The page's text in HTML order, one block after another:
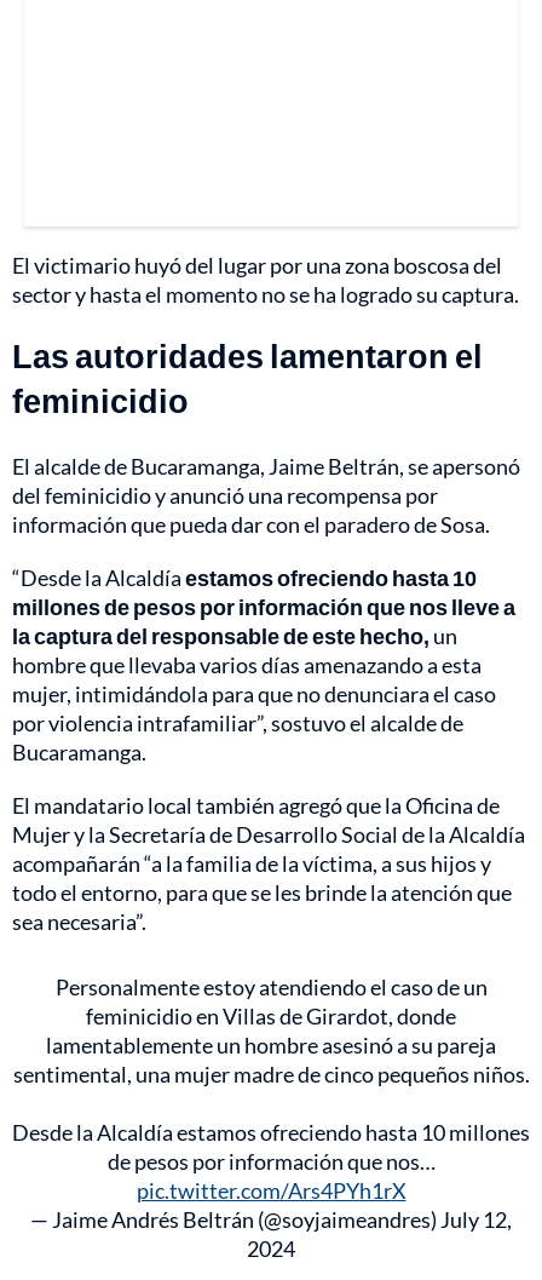
El victimario huyó del lugar por una zona boscosa del
sector y hasta el momento no se ha logrado su captura.
Las autoridades lamentaron el
feminicidio
El alcalde de Bucaramanga, Jaime Beltrán, se apersonó
del feminicidio y anunció una recompensa por
información que pueda dar con el paradero de Sosa.
“Desde la Alcaldíaestamos ofreciendo hasta 10
millones de pesos por información que nos lleve a
la captura del responsable de este hecho, un
hombre que llevaba varios días amenazando a esta
mujer, intimidándola para que no denunciara el caso
por violencia intrafamiliar”, sostuvo el alcalde de
Bucaramanga.
El mandatario local también agregó que la Oficina de
Mujer y la Secretaría de Desarrollo Social de la Alcaldía
acompañarán “a la familia de la víctima, a sus hijos y
todo el entorno, para que se les brinde la atención que
sea necesaria”.
Personalmente estoy atendiendo el caso de un
feminicidio en Villas de Girardot, donde
lamentablemente un hombre asesinó a su pareja
sentimental, una mujer madre de cinco pequeños niños.
Desde la Alcaldía estamos ofreciendo hasta 10 millones
de pesos por información que nos…
pic.twitter.com/Ars4PYh1rX
— Jaime Andrés Beltrán (@soyjaimeandres) July 12,
2024